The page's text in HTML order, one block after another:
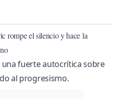
rompe el silencio y hace la
fuerte autocrítica sobre
al progresismo.